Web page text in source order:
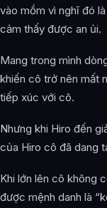
vào mồm vì nghĩ đó
cảm thấy được an ủi.
Mang trong mình
khiến cô trở nên mất
tiếp xúc với cô.
Nhưng khi Hiro đến
của Hiro cô đã dang
Khi lớn lên cô không
được mệnh danh là